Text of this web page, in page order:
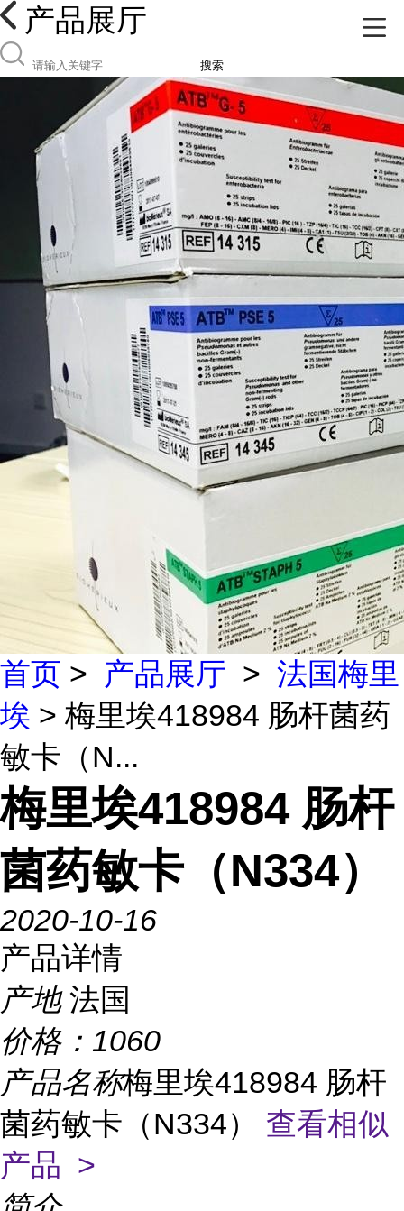
产品展厅
搜索
首页 > 产品展厅 > 法国梅里
埃 > 梅里埃418984 肠杆菌药
敏卡（N...
梅里埃418984 肠杆
菌药敏卡（N334）
2020-10-16
产品详情
产地 法国
价格： 1060
产品名称梅里埃418984 肠杆
菌药敏卡（N334） 查看相似
产品 >